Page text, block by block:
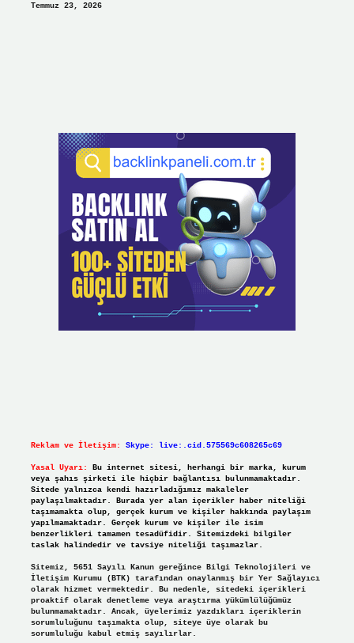
Temmuz 23, 2026
Reklam ve İletişim: Skype: live:.cid.575569c608265c69
Yasal Uyarı:
Bu internet sitesi, herhangi bir marka, kurum
veya şahıs şirketi ile hiçbir bağlantısı bulunmamaktadır.
Sitede yalnızca kendi hazırladığımız makaleler
paylaşılmaktadır. Burada yer alan içerikler haber niteliği
taşımamakta olup, gerçek kurum ve kişiler hakkında paylaşım
yapılmamaktadır. Gerçek kurum ve kişiler ile isim
benzerlikleri tamamen tesadüfidir. Sitemizdeki bilgiler
taslak halindedir ve tavsiye niteliği taşımazlar.
Sitemiz, 5651 Sayılı Kanun gereğince Bilgi Teknolojileri ve
İletişim Kurumu (BTK) tarafından onaylanmış bir Yer Sağlayıcı
olarak hizmet vermektedir. Bu nedenle, sitedeki içerikleri
proaktif olarak denetleme veya araştırma yükümlülüğümüz
bulunmamaktadır. Ancak, üyelerimiz yazdıkları içeriklerin
sorumluluğunu taşımakta olup, siteye üye olarak bu
sorumluluğu kabul etmiş sayılırlar.